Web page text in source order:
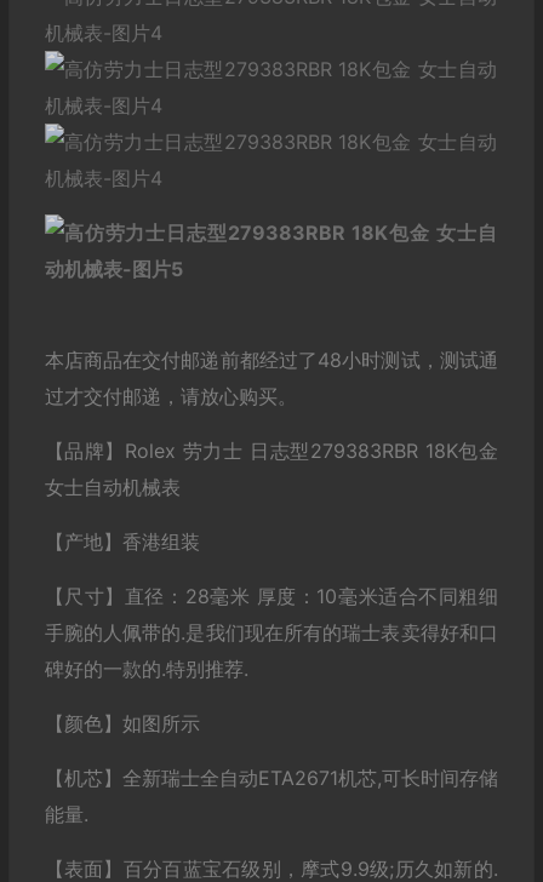
本店商品在交付邮递前都经过了48小时测试，测试通
过才交付邮递，请放心购买。
【品牌】Rolex 劳力士 日志型279383RBR 18K包金
女士自动机械表
【产地】香港组装
【尺寸】直径：28毫米 厚度：10毫米适合不同粗细
手腕的人佩带的.是我们现在所有的瑞士表卖得好和口
碑好的一款的.特别推荐.
【颜色】如图所示
【机芯】全新瑞士全自动ETA2671机芯,可长时间存储
能量.
【表面】百分百蓝宝石级别，摩式9.9级;历久如新的.